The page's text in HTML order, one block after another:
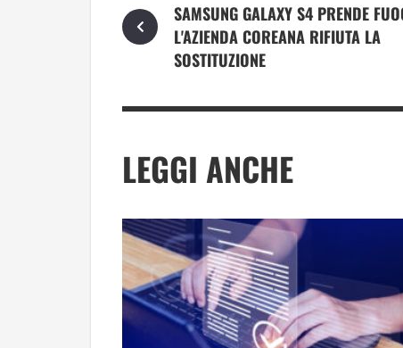
SAMSUNG GALAXY S4 PRENDE
L'AZIENDA COREANA RIFIUTA LA
SOSTITUZIONE
LEGGI ANCHE